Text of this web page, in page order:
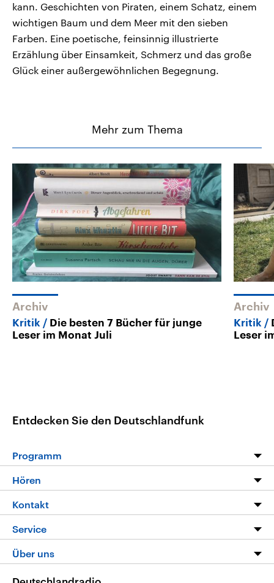
kann. Geschichten von Piraten, einem Schatz, einem
wichtigen Baum und dem Meer mit den sieben
Farben. Eine poetische, feinsinnig illustrierte
Erzählung über Einsamkeit, Schmerz und das große
Glück einer außergewöhnlichen Begegnung.
Mehr zum Thema
Archiv
Kritik
Die besten 7 Bücher für junge
Leser im Monat Juli
Archiv
Kritik
Leser
Entdecken Sie den Deutschlandfunk
Programm
Programm
Die Nachrichten
Nachrichtenleicht
Neue Beiträge auf dlf.de
Hören
Livestream
Podcasts
Deutschlandfunk App
Nachrichten App
Kontakt
Hörerservice
Service
FAQ
Über uns